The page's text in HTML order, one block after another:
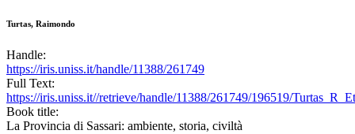
Turtas, Raimondo
Handle:
https://iris.uniss.it/handle/11388/261749
Full Text:
https://iris.uniss.it//retrieve/handle/11388/261749/196519/
Book title:
La Provincia di Sassari: ambiente, storia, civiltà